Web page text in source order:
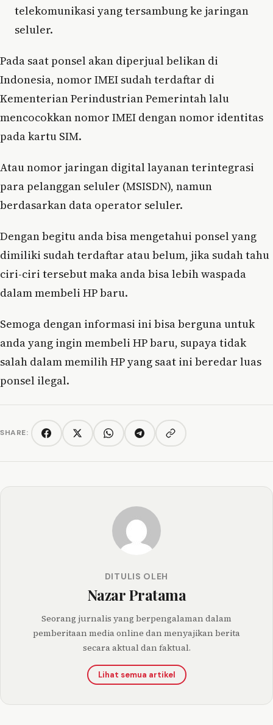
telekomunikasi yang tersambung ke jaringan
seluler.
Pada saat ponsel akan diperjual belikan di
Indonesia, nomor IMEI sudah terdaftar di
Kementerian Perindustrian Pemerintah lalu
mencocokkan nomor IMEI dengan nomor identitas
pada kartu SIM.
Atau nomor jaringan digital layanan terintegrasi
para pelanggan seluler (MSISDN), namun
berdasarkan data operator seluler.
Dengan begitu anda bisa mengetahui ponsel yang
dimiliki sudah terdaftar atau belum, jika sudah tahu
ciri-ciri tersebut maka anda bisa lebih waspada
dalam membeli HP baru.
Semoga dengan informasi ini bisa berguna untuk
anda yang ingin membeli HP baru, supaya tidak
salah dalam memilih HP yang saat ini beredar luas
ponsel ilegal.
SHARE: FacebookTwitter/XWhatsAppTelegramCopy link
DITULIS OLEH
Nazar Pratama
Seorang jurnalis yang berpengalaman dalam
pemberitaan media online dan menyajikan berita
secara aktual dan faktual.
Lihat semua artikel